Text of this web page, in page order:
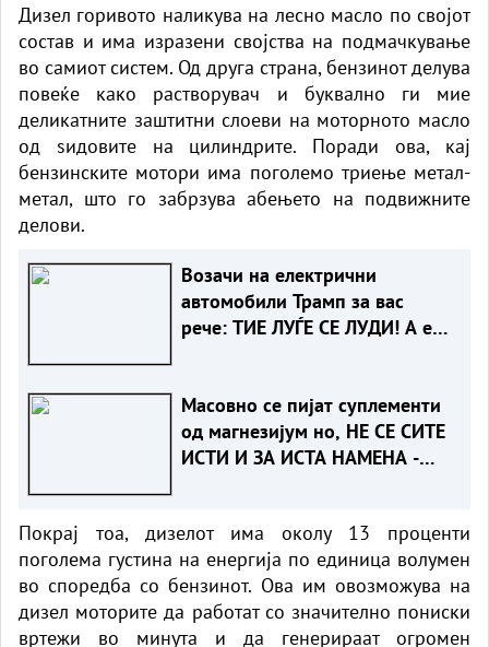
Дизел горивото наликува на лесно масло по својот
состав и има изразени својства на подмачкување
во самиот систем. Од друга страна, бензинот делува
повеќе како растворувач и буквално ги мие
деликатните заштитни слоеви на моторното масло
од ѕидовите на цилиндрите. Поради ова, кај
бензинските мотори има поголемо триење метал-
метал, што го забрзува абењето на подвижните
делови.
Возачи на електрични
автомобили Трамп за вас
рече: ТИЕ ЛУЃЕ СЕ ЛУДИ! А еве
Масовно се пијат суплементи
од магнезијум но, НЕ СЕ СИТЕ
ИСТИ И ЗА ИСТА НАМЕНА -
Покрај тоа, дизелот има околу 13 проценти
поголема густина на енергија по единица волумен
во споредба со бензинот. Ова им овозможува на
дизел моторите да работат со значително пониски
вртежи во минута и да генерираат огромен